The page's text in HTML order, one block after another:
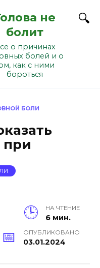
не
болит
о причинах
болей и о
как с ними
бороться
БОЛИ
НА ЧТЕНИЕ
6 мин.
ОПУБЛИКОВАНО
03.01.2024